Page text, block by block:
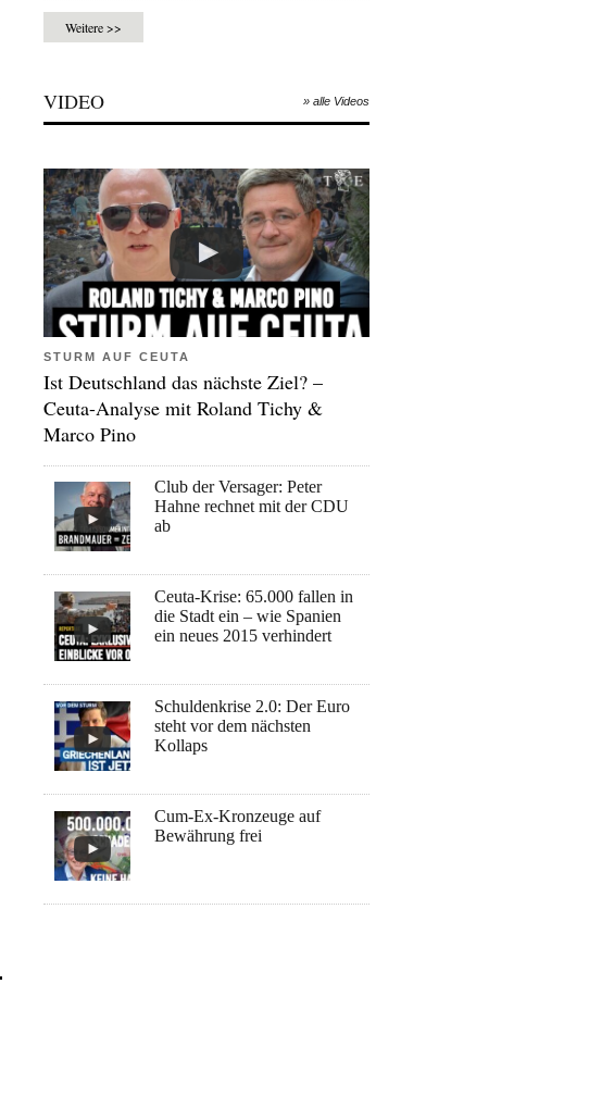
Weitere >>
VIDEO » alle Videos
STURM AUF CEUTA
Ist Deutschland das nächste Ziel? –
Ceuta-Analyse mit Roland Tichy &
Marco Pino
Club der Versager: Peter
Hahne rechnet mit der CDU
ab
Ceuta-Krise: 65.000 fallen in
die Stadt ein – wie Spanien
ein neues 2015 verhindert
Schuldenkrise 2.0: Der Euro
steht vor dem nächsten
Kollaps
Cum-Ex-Kronzeuge auf
Bewährung frei